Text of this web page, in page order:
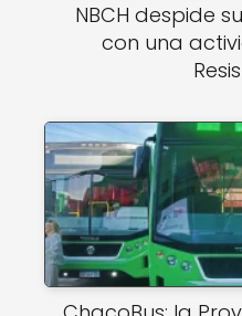
NBCH despide
con una